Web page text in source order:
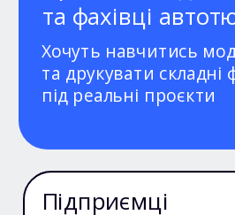
Підприємці
Хочуть навчитись
та друкувати складні
під реальні проєкти
та фахівці